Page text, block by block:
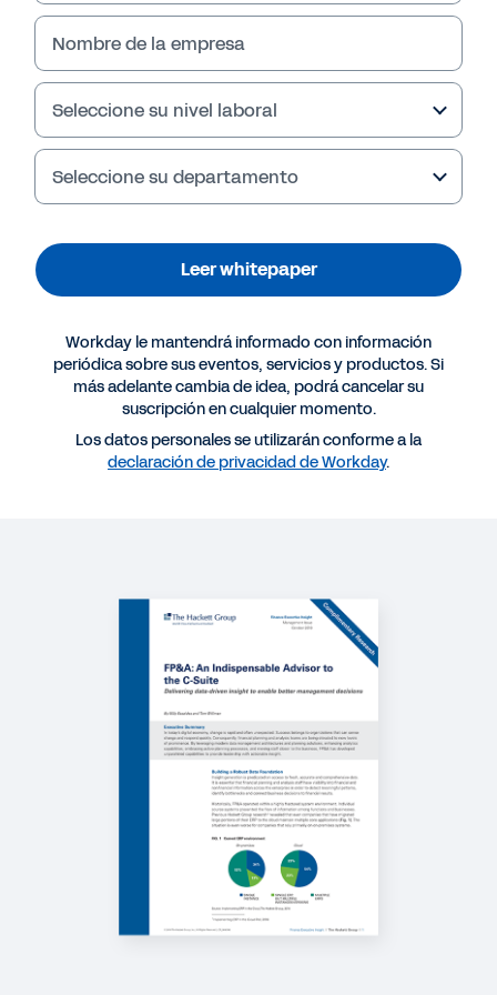
más en el whitepaper.
Más recursos
Workday Financial Management
2025 Gartner® Magic Quadrant™ for Cloud ERP for
Service-Centric Enterprises
Finance Leaders on Their Journey to Business
Nombre de la empresa
Seleccione su nivel laboral
Seleccione su departamento
Leer whitepaper
Workday le mantendrá informado con información
periódica sobre sus eventos, servicios y productos. Si
más adelante cambia de idea, podrá cancelar su
suscripción en cualquier momento.
Los datos personales se utilizarán conforme a la
declaración de privacidad de Workday.